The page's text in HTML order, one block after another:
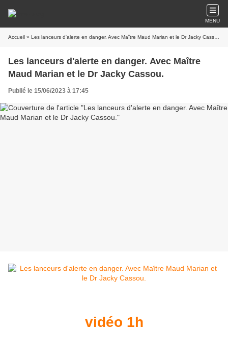
MENU
Accueil » Les lanceurs d'alerte en danger. Avec Maître Maud Marian et le Dr Jacky Cassou.
Les lanceurs d'alerte en danger. Avec Maître
Maud Marian et le Dr Jacky Cassou.
Publié le 15/06/2023 à 17:45
vidéo 1h